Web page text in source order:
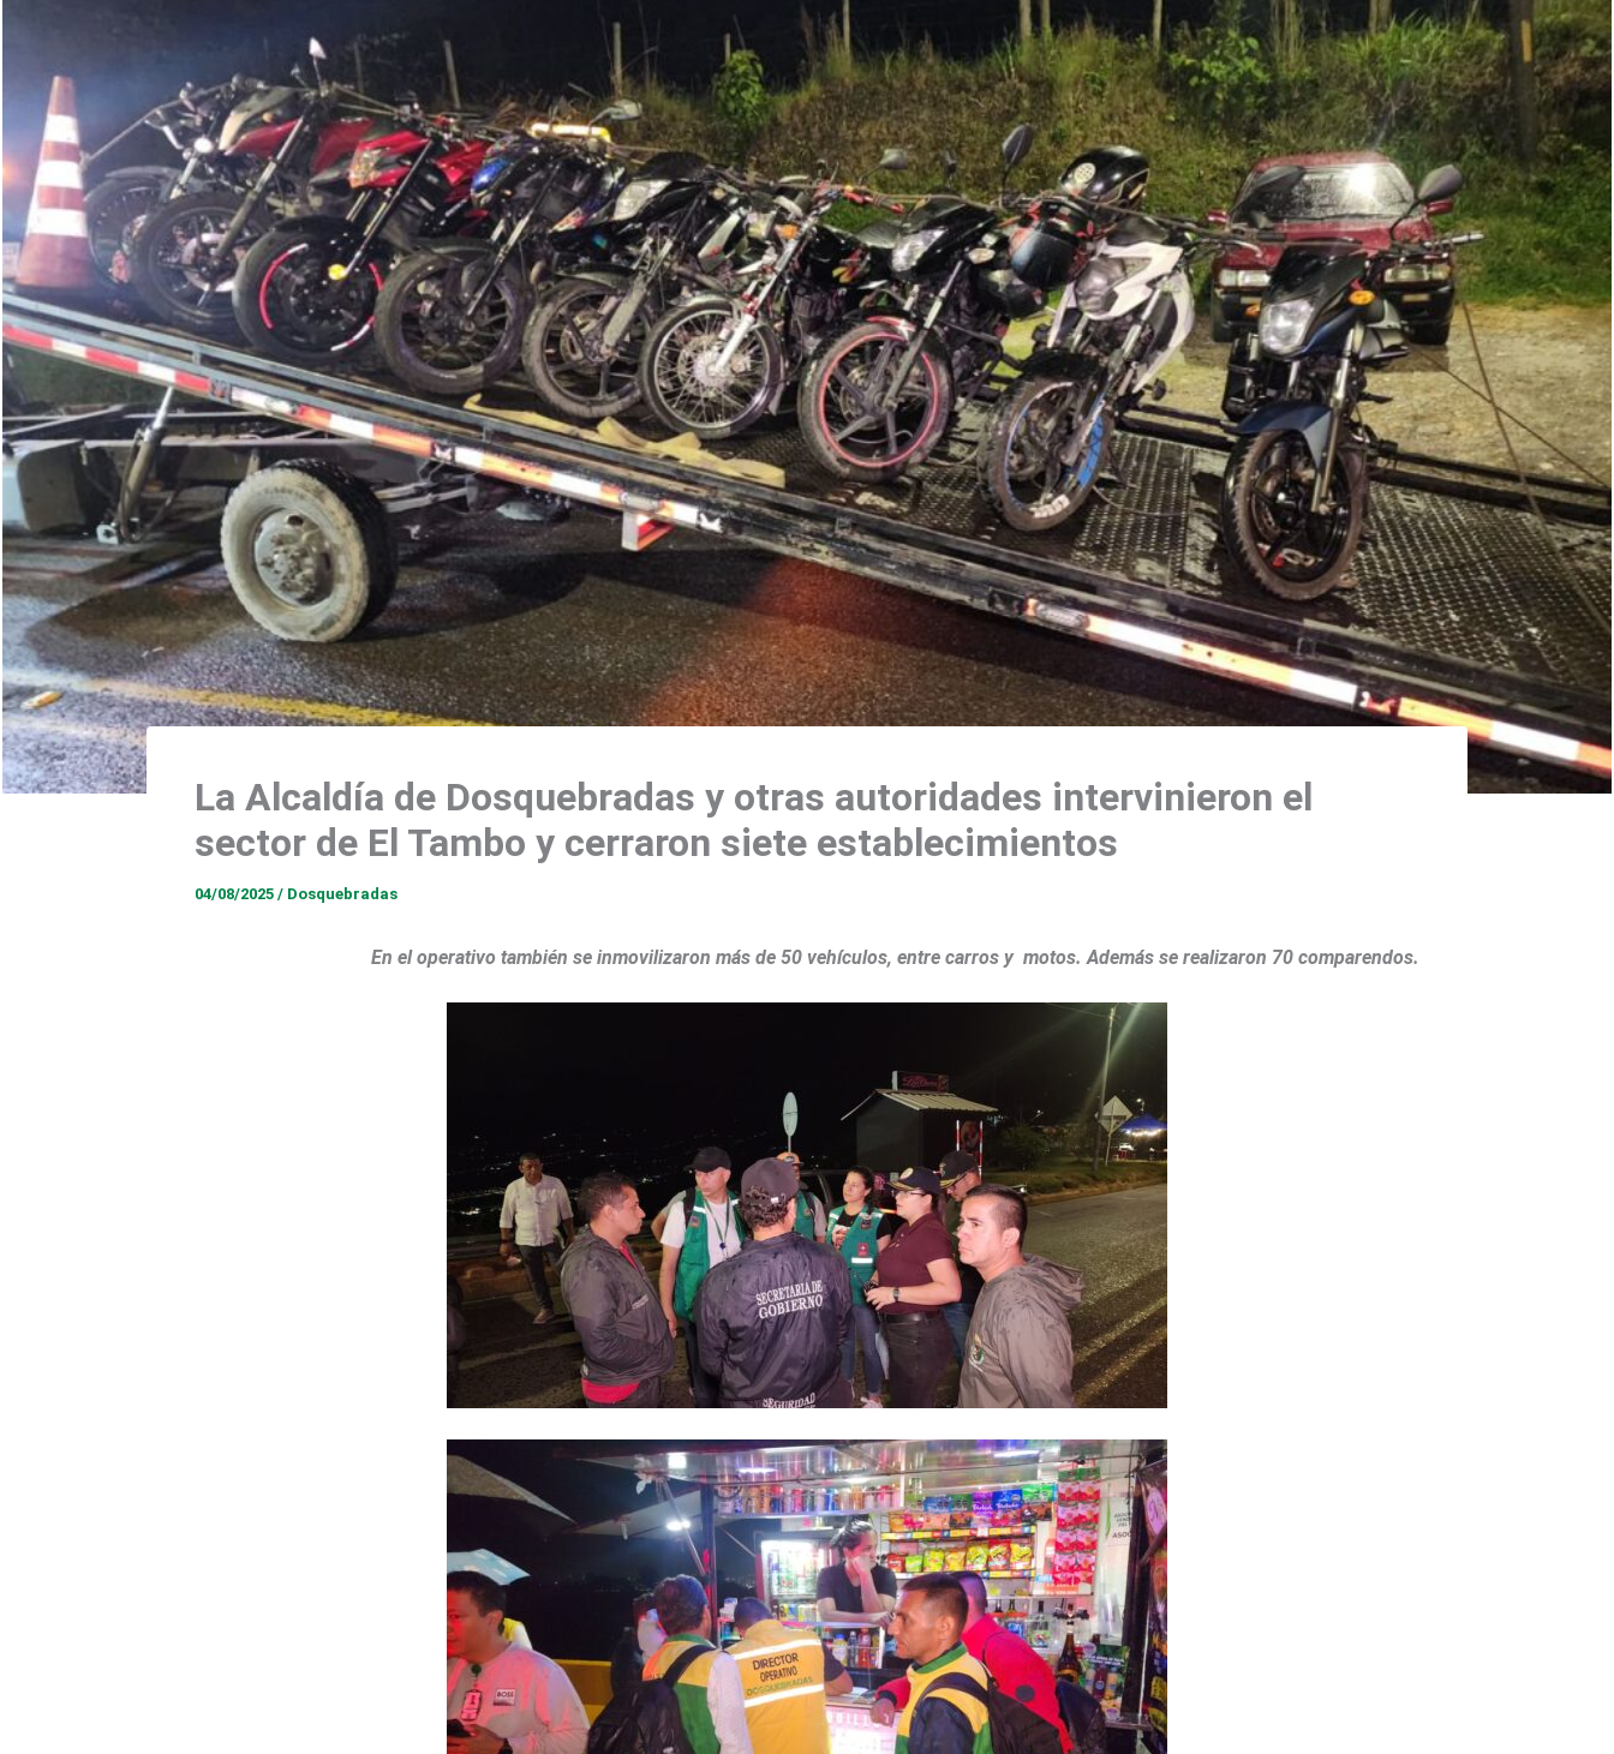
La Alcaldía de Dosquebradas y otras autoridades intervinieron el
sector de El Tambo y cerraron siete establecimientos
04/08/2025 / Dosquebradas
En el operativo también se inmovilizaron más de 50 vehículos, entre carros y motos. Además se realizaron 70 comparendos.